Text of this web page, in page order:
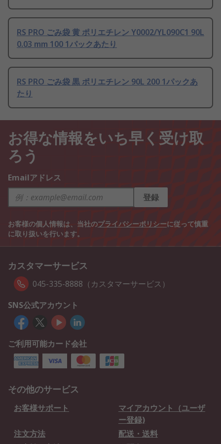
RS PRO ごみ袋 黄 ポリエチレン Y0002/YL090C1 90L
0.03 mm 100 1パックあたり
RS PRO ごみ袋 黒 ポリエチレン 90L 200 1パックあ
たり
お得な情報をいち早く受け取
ろう
Emailアドレス
登録
お客様の個人情報は、当社のプライバシーポリシーに従って慎重
に取り扱いを行います。
カスタマーサービス
045-335-8888（カスタマーサービス）
SNS公式アカウント
ご利用可能カード会社
その他のサービス
お客様サポート
マイアカウント（ユーザ
ー登録)
注文方法
配送・送料